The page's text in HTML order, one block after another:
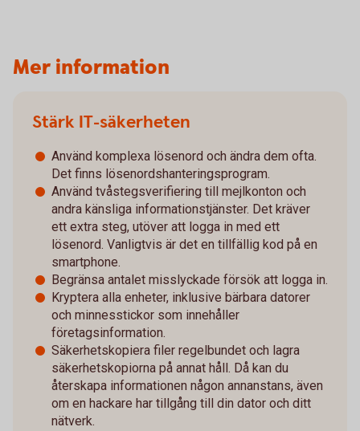
Mer information
Stärk IT-säkerheten
Använd komplexa lösenord och ändra dem ofta.
Det finns lösenordshanteringsprogram.
Använd tvåstegsverifiering till mejlkonton och
andra känsliga informationstjänster. Det kräver
ett extra steg, utöver att logga in med ett
lösenord. Vanligtvis är det en tillfällig kod på en
smartphone.
Begränsa antalet misslyckade försök att logga in.
Kryptera alla enheter, inklusive bärbara datorer
och minnesstickor som innehåller
företagsinformation.
Säkerhetskopiera filer regelbundet och lagra
säkerhetskopiorna på annat håll. Då kan du
återskapa informationen någon annanstans, även
om en hackare har tillgång till din dator och ditt
nätverk.